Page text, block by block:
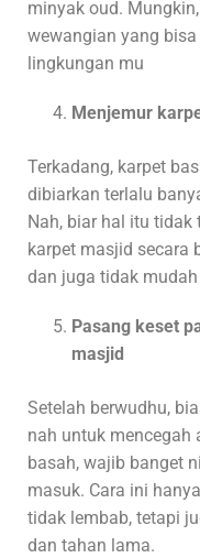
minyak oud.
wewangian yang
lingkungan mu
Menjemur
Terkadang, karpet
dibiarkan terlalu
Nah, biar hal itu
karpet masjid secara
dan juga tidak
Pasang keset
masjid
Setelah berwudhu,
nah untuk mencegah
basah, wajib banget
masuk. Cara ini
tidak lembab, tetapi
dan tahan lama.